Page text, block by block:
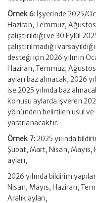
Örnek 6: İşyerinde 2025/
Haziran, Temmuz,
çalıştırıldığı ve 30 Eylül
çalıştırılmadığı
desteği için 2026 yılının
Haziran, Temmuz, Ağustos
ayları baz alınacak, 2026
ise 2025 yılında baz
konusu aylarda işveren
yönünden belirtilen usul
yararlanacaktır.
Örnek 7:2025 yılında
Şubat, Mart, Nisan,
ayları,
2026 yılında bildirim
Nisan, Mayıs, Haziran,
Aralık ayları,